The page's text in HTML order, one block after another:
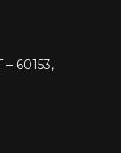
60153,